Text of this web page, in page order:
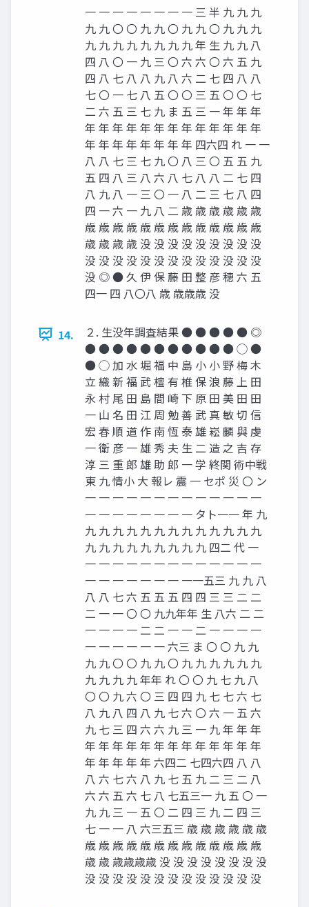
一 一 一 一 一 一 一 一 三 半 九 九 九
九 九 〇 〇 九 九 〇 九 九 〇 九 九 九
九 九 九 九 九 九 九 九 年 生 九 九 八
四 八 〇 一 九 三 〇 六 六 〇 六 五 九
四 八 七 八 八 九 八 六 二 七 四 八 八
七 〇 一 七 八 五 〇 〇 三 五 〇 〇 七
二 六 五 三 七 九 ま 五 三 一 年 年 年
年 年 年 年 年 年 年 年 年 年 年 年 年
年 年 年 年 年 年 年 年 四六四 れ 一 一
八 八 七 三 七 九 〇 八 三 〇 五 五 九
五 四 八 三 八 六 八 七 八 八 二 七 四
八 九 八 一 三 〇 一 八 二 三 七 八 四
四 一 六 一 九 八 二 歳 歳 歳 歳 歳 歳
歳 歳 歳 歳 歳 歳 歳 歳 歳 歳 歳 歳 歳
歳 歳 歳 歳 没 没 没 没 没 没 没 没 没
没 没 没 没 没 没 没 没 没 没 没 没 没
没 ◎ ● 久 伊 保 藤 田 整 彦 穂 六 五
四一 四 八〇八 歳 歳歳歳 没
14.
２. 生没年調査結果 ● ● ● ● ● ◎
● ● ● ● ● ● ● ● ● ● ● ◯ ●
● ◯ 加 水 堀 福 中 島 小 小 野 梅 木
立 織 新 福 武 檀 有 椎 保 浪 藤 上 田
永 村 尾 田 島 間 崎 下 原 田 美 田 田
一 山 名 田 江 周 勉 善 武 真 敏 切 信
宏 春 順 道 作 南 恆 泰 雄 崧 麟 與 虔
一 衛 彦 一 雄 秀 夫 生 二 造 之 吉 存
淳 三 重 郎 雄 助 郎 一 学 終関 術中戦
東 九 情小 大 報レ 震 一 セポ 災 〇 ン
一 一 一 一 一 一 一 一 一 一 一 一 一
一 一 一 一 一 一 一 一 タト一一 年 九
九 九 九 九 九 九 九 九 九 九 九 九 九
九 九 九 九 九 九 九 九 九 四二 代 一
一 一 一 一 一 一 一 一 一 一 一 一 一
一 一 一 一 一 一 一 一一五三 九 九 八
八 八 七 六 五 五 五 四 四 三 三 二 二
二 一 一 〇 〇 九九年年 生 八六 二 二
一 一 一 一 二 二 一 一 二 一 一 一 一
一 一 一 一 一 一 六三 ま 〇 〇 九 九
九 九 〇 〇 九 九 〇 九 九 九 九 九 九
九 九 九 九 年年 れ 〇 〇 九 七 九 八
〇 〇 九 六 〇 三 四 四 九 七 七 六 七
八 九 八 四 八 九 七 六 〇 六 一 五 六
九 七 三 四 六 六 九 三 一 九 年 年 年
年 年 年 年 年 年 年 年 年 年 年 年 年
年 年 年 年 年 六四二 七四六四 八 八
八 六 七 六 八 九 七 五 九 二 三 二 八
六 六 五 六 七 八 七五三一 九 五 〇 一
九 九 三 一 五 〇 二 四 三 九 二 四 三
七 一 一 八 六三五三 歳 歳 歳 歳 歳 歳
歳 歳 歳 歳 歳 歳 歳 歳 歳 歳 歳 歳 歳
歳 歳 歳歳歳歳 没 没 没 没 没 没 没 没
没 没 没 没 没 没 没 没 没 没 没 没 没